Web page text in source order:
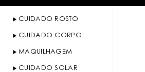
CUIDADO ROSTO
CUIDADO CORPO
MAQUILHAGEM
CUIDADO SOLAR